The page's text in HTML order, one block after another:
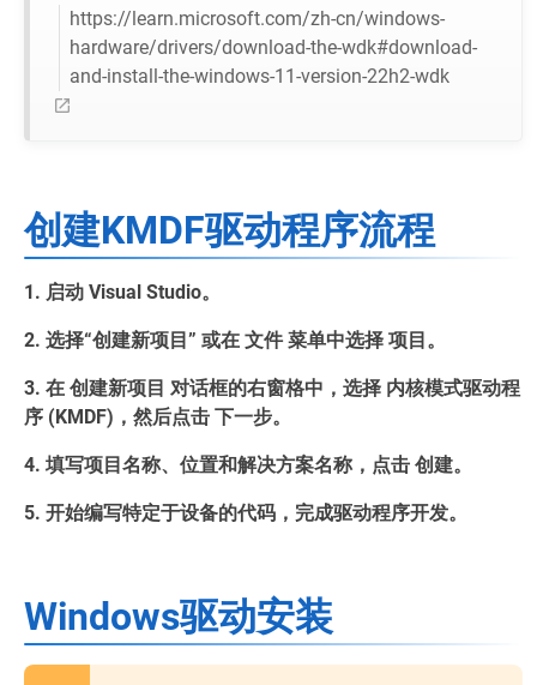
https://learn.microsoft.com/zh-cn/windows-
hardware/drivers/download-the-wdk#download-
and-install-the-windows-11-version-22h2-wdk
创建KMDF驱动程序流程
1. 启动 Visual Studio。
2. 选择“创建新项目” 或在 文件 菜单中选择 项目。
3. 在 创建新项目 对话框的右窗格中，选择 内核模式驱动程
序 (KMDF)，然后点击 下一步。
4. 填写项目名称、位置和解决方案名称，点击 创建。
5. 开始编写特定于设备的代码，完成驱动程序开发。
Windows驱动安装